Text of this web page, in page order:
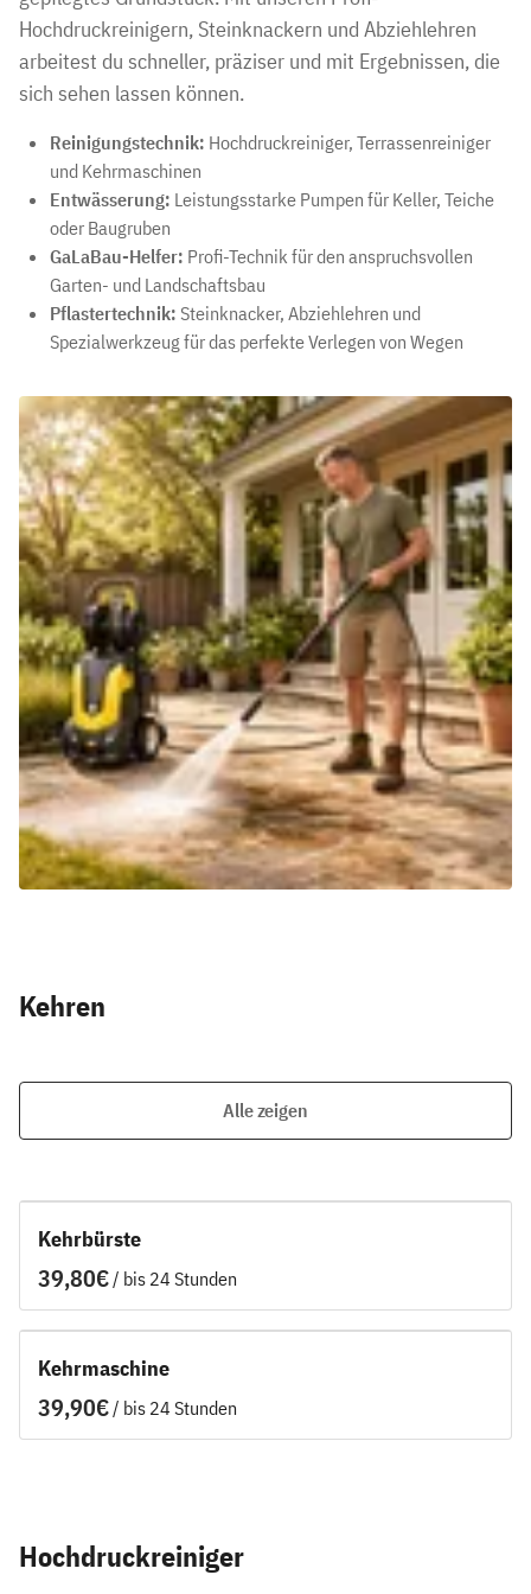
Hochdruckreinigern, Steinknackern und Abziehlehren
arbeitest du schneller, präziser und mit Ergebnissen, die
sich sehen lassen können.
Reinigungstechnik: Hochdruckreiniger, Terrassenreiniger
und Kehrmaschinen
Entwässerung: Leistungsstarke Pumpen für Keller, Teiche
oder Baugruben
GaLaBau-Helfer: Profi-Technik für den anspruchsvollen
Garten- und Landschaftsbau
Pflastertechnik: Steinknacker, Abziehlehren und
Spezialwerkzeug für das perfekte Verlegen von Wegen
Kehren
Alle zeigen
Kehrbürste
/
Kehrmaschine
/
Hochdruckreiniger